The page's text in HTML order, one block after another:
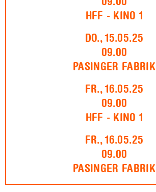
HFF - KINO 1
DO., 15.05.25
09.00
PASINGER FABRIK
FR., 16.05.25
09.00
HFF - KINO 1
FR., 16.05.25
09.00
PASINGER FABRIK